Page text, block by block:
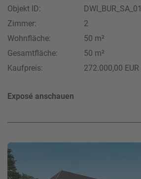
Objekt ID:
DWI_BUR_SA_01
Zimmer:
2
Wohnfläche:
50 m²
Gesamtfläche:
50 m²
Kaufpreis:
272.000,00 EUR
Exposé anschauen